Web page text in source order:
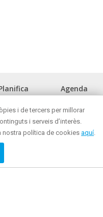
Oficina de turisme
menjar?
comprar ?
Mataró de nit
Agenda
i de tercers per millorar
i serveis d’interès.
nostra política de cookies aquí.